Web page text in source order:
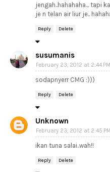
jengah..hahahaha... tapi
je n telan air liur je..
Reply Delete
susumanis
February 23, 2012 at 2:44 PM
sodapnyerr CMG :)))
Reply Delete
Unknown
February 23, 2012 at 2:45 PM
ikan tuna salai..wah!!
Reply Delete